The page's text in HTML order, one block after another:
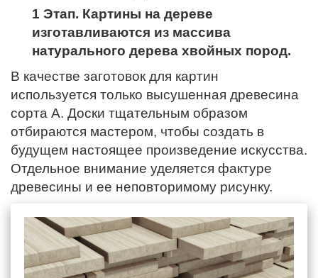
1 Этап. Картины на дереве
изготавливаются из массива
натурального дерева хвойных пород.
В качестве заготовок для картин
используется только высушенная древесина
сорта А. Доски тщательным образом
отбираются мастером, чтобы создать в
будущем настоящее произведение искусства.
Отдельное внимание уделяется фактуре
древесины и ее неповторимому рисунку.